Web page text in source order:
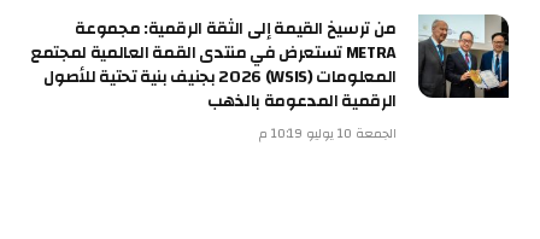
من ترسيخ القيمة إلى الثقة الرقمية: مجموعة
METRA تستعرض في منتدى القمة العالمية لمجتمع
المعلومات (WSIS) 2026 بجنيف بنية تحتية للأصول
الرقمية المدعومة بالذهب
الجمعة 10 يوليو 10:19 م